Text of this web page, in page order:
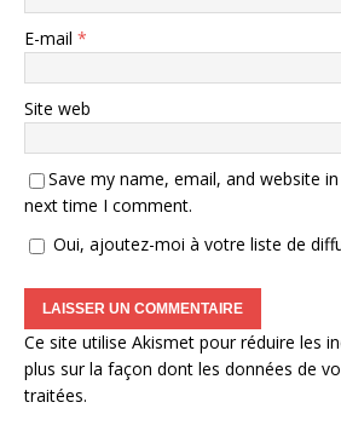
E-mail *
Site web
Save my name, email, and website
next time I comment.
Oui, ajoutez-moi à votre liste de
Ce site utilise Akismet pour réduire les
plus sur la façon dont les données de
traitées.